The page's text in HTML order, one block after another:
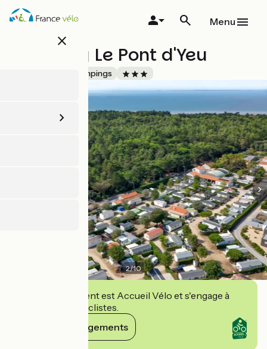
Aller
au
close
Menu
Camping Le Pont d'Yeu
Campings
2/10
Cet établissement est Accueil Vélo et s'engage à
accueillir des cyclistes.
Voir ses engagements